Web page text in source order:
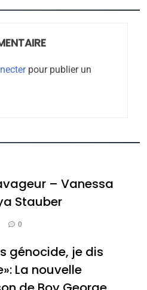
pour publier un
– Vanessa
Stauber
0
génocide, je dis
La nouvelle
DIGNE ET RÉSILIENTE :
par Thérèse
JUDAISME
le miel de Tadla
consacrés produits
MAROC
ravageur – Vanessa
Loya Stauber